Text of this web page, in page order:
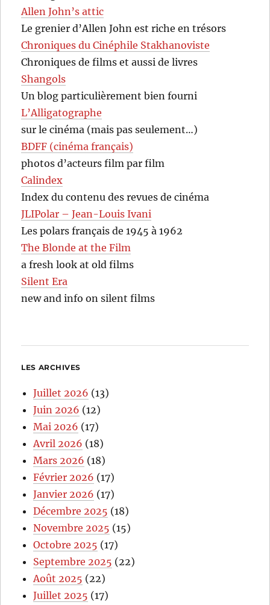
Allen John’s attic
Le grenier d’Allen John est riche en trésors
Chroniques du Cinéphile Stakhanoviste
Chroniques de films et aussi de livres
Shangols
Un blog particulièrement bien fourni
L’Alligatographe
sur le cinéma (mais pas seulement…)
BDFF (cinéma français)
photos d’acteurs film par film
Calindex
Index du contenu des revues de cinéma
JLIPolar – Jean-Louis Ivani
Les polars français de 1945 à 1962
The Blonde at the Film
a fresh look at old films
Silent Era
new and info on silent films
LES ARCHIVES
Juillet 2026 (13)
Juin 2026 (12)
Mai 2026 (17)
Avril 2026 (18)
Mars 2026 (18)
Février 2026 (17)
Janvier 2026 (17)
Décembre 2025 (18)
Novembre 2025 (15)
Octobre 2025 (17)
Septembre 2025 (22)
Août 2025 (22)
Juillet 2025 (17)